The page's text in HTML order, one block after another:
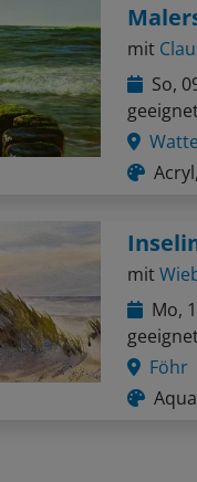
mit
So,
mit
Mo,
Föhr